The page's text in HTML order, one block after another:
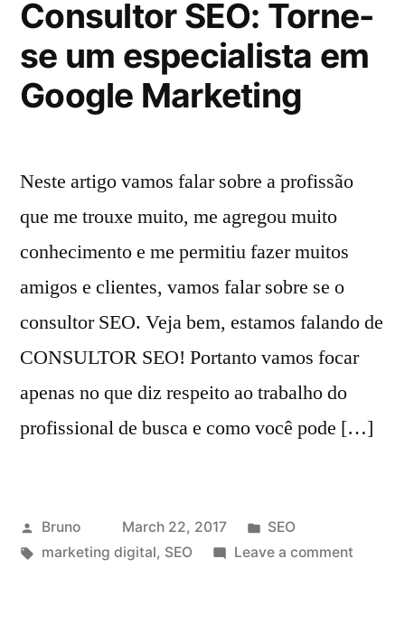
Zero
Comece
Hoje
Consultor SEO: Torne-
se um especialista em
Google Marketing
Neste artigo vamos falar sobre a profissão
que me trouxe muito, me agregou muito
conhecimento e me permitiu fazer muitos
amigos e clientes, vamos falar sobre se o
consultor SEO. Veja bem, estamos falando de
CONSULTOR SEO! Portanto vamos focar
apenas no que diz respeito ao trabalho do
profissional de busca e como você pode […]
Posted
by
Bruno March 22, 2017
Posted
in
SEO
Tags:
marketing digital, SEO Leave a commenton